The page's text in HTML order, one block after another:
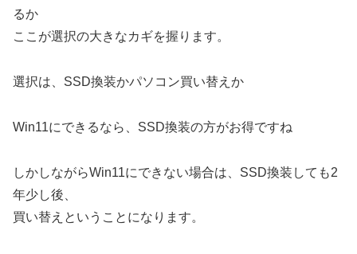
るか
ここが選択の大きなカギを握ります。
選択は、SSD換装かパソコン買い替えか
Win11にできるなら、SSD換装の方がお得ですね
しかしながらWin11にできない場合は、SSD換装しても2
年少し後、
買い替えということになります。